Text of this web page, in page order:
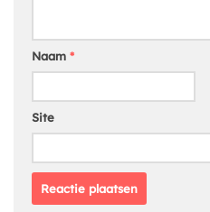
Naam *
Site